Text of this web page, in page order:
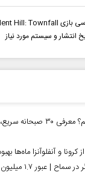
انتشار و سیستم مورد نیاز
صبحانه چی درست کنم؟
و آنفلوآنزا ماه‌ها